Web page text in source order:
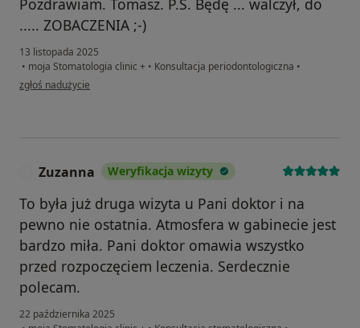
..... ZOBACZENIA ;-)
13 listopada 2025
• moja Stomatologia clinic + • Konsultacja periodontologiczna •
w opinii użytkownika Tomasz
zgłoś nadużycie
Zuzanna Weryfikacja wizyty
To była już druga wizyta u Pani doktor i na
pewno nie ostatnia. Atmosfera w gabinecie jest
bardzo miła. Pani doktor omawia wszystko
przed rozpoczęciem leczenia. Serdecznie
polecam.
22 października 2025